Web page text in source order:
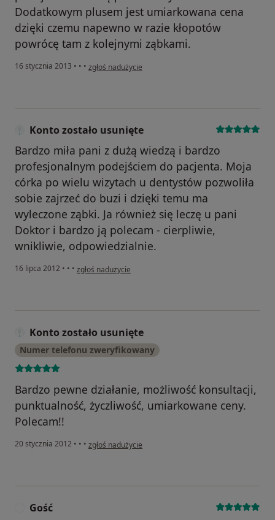
Dodatkowym plusem jest umiarkowana cena
dzięki czemu napewno w razie kłopotów
powrócę tam z kolejnymi ząbkami.
16 stycznia 2013 • • • w opinii użytkownika Konto zostało usunięte
zgłoś nadużycie
Konto zostało usunięte
Bardzo miła pani z dużą wiedzą i bardzo
profesjonalnym podejściem do pacjenta. Moja
córka po wielu wizytach u dentystów pozwoliła
sobie zajrzeć do buzi i dzięki temu ma
wyleczone ząbki. Ja również się leczę u pani
Doktor i bardzo ją polecam - cierpliwie,
wnikliwie, odpowiedzialnie.
16 lipca 2012 • • • w opinii użytkownika Konto zostało usunięte
zgłoś nadużycie
Konto zostało usunięte
Numer telefonu zweryfikowany
Bardzo pewne działanie, możliwość konsultacji,
punktualność, życzliwość, umiarkowane ceny.
Polecam!!
20 stycznia 2012 • • • w opinii użytkownika Konto zostało usunięte
zgłoś nadużycie
Gość